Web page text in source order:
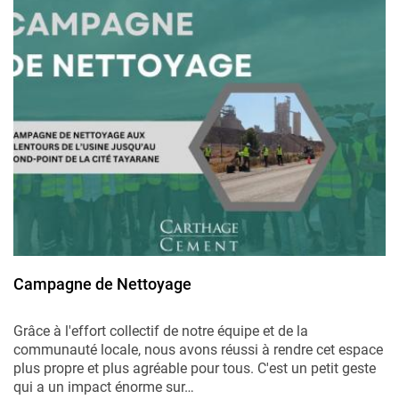
Campagne de Nettoyage
Grâce à l'effort collectif de notre équipe et de la
communauté locale, nous avons réussi à rendre cet espace
plus propre et plus agréable pour tous. C'est un petit geste
qui a un impact énorme sur…